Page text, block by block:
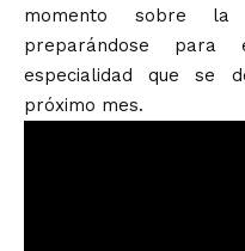
momento sobre
preparándose
especialidad que se
próximo mes.